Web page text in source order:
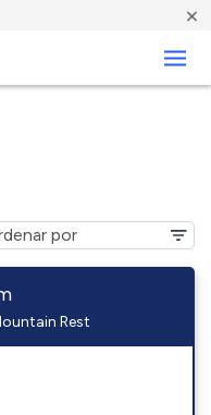
×
Rest